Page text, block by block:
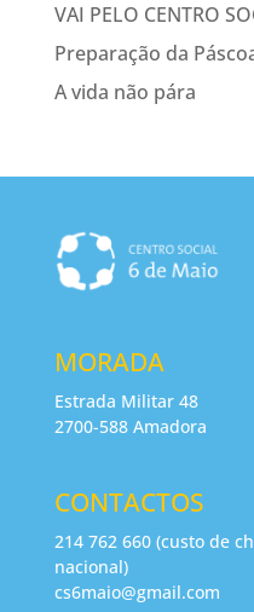
VAI PELO CENTRO
Preparação da
A vida não pára
MORADA
Estrada Militar 48
2700-588 Amadora
CONTACTOS
214 762 660 (custo de
nacional)
cs6maio@gmail.com